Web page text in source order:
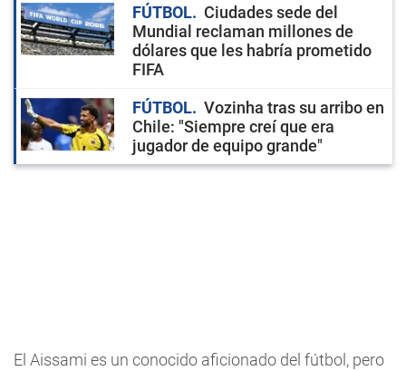
FÚTBOL
Ciudades sede del
Mundial reclaman millones de
dólares que les habría prometido
FIFA
FÚTBOL
Vozinha tras su arribo en
Chile: "Siempre creí que era
jugador de equipo grande"
El Aissami es un conocido aficionado del fútbol, pero